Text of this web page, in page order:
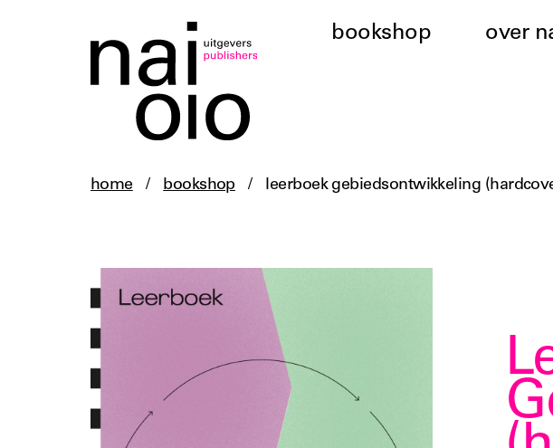
bookshop over
home / bookshop / leerboek gebiedsontwikkeling